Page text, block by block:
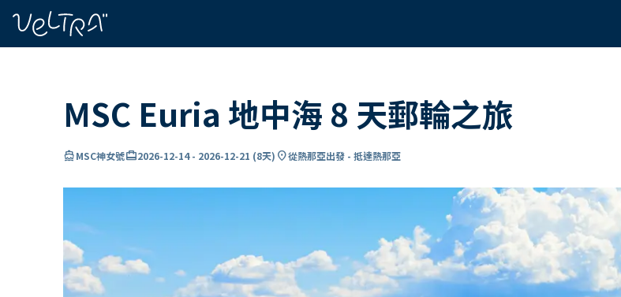
MSC Euria 地中海 8 天郵輪之旅
directions_boatMSC神女號card_travel2026-12-14- 2026-12-21 (8天) location_on從熱那亞出發 - 抵達熱那亞